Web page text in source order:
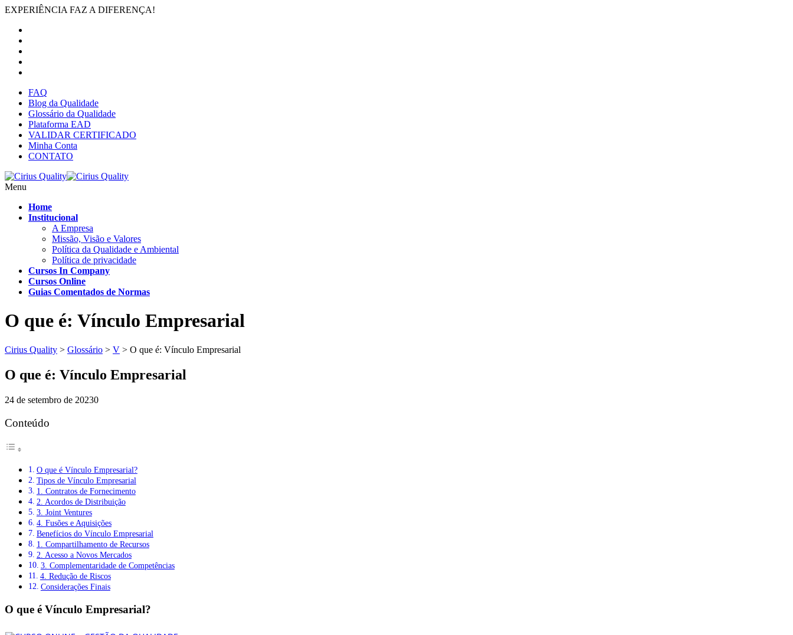
EXPERIÊNCIA FAZ A DIFERENÇA!
FAQ
Blog da Qualidade
Glossário da Qualidade
Plataforma EAD
VALIDAR CERTIFICADO
Minha Conta
CONTATO
Menu
Home
Institucional
A Empresa
Missão, Visão e Valores
Política da Qualidade e Ambiental
Política de privacidade
Cursos In Company
Cursos Online
Guias Comentados de Normas
O que é: Vínculo Empresarial
Cirius Quality > Glossário > V > O que é: Vínculo Empresarial
O que é: Vínculo Empresarial
24 de setembro de 20230
Conteúdo
O que é Vínculo Empresarial?
Tipos de Vínculo Empresarial
1. Contratos de Fornecimento
2. Acordos de Distribuição
3. Joint Ventures
4. Fusões e Aquisições
Benefícios do Vínculo Empresarial
1. Compartilhamento de Recursos
2. Acesso a Novos Mercados
3. Complementaridade de Competências
4. Redução de Riscos
Considerações Finais
O que é Vínculo Empresarial?